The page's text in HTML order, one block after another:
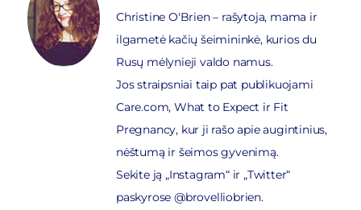
Christine O'Brien – rašytoja, mama ir
ilgametė kačių šeimininkė, kurios du
Rusų mėlynieji valdo namus.
Jos straipsniai taip pat publikuojami
Care.com, What to Expect ir Fit
Pregnancy, kur ji rašo apie augintinius,
nėštumą ir šeimos gyvenimą.
Sekite ją „Instagram“ ir „Twitter“
paskyrose @brovelliobrien.